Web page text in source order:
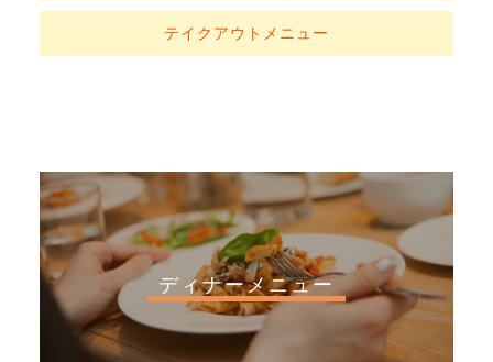
テイクアウトメニュー
ディナーメニュー